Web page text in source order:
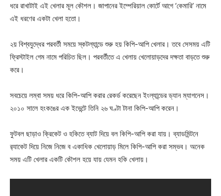
ধরে রাখাটাই এই খেলার মূল কৌশল। জাপানের ইম্পেরিয়াল কোর্টে আগে ‘কেমারি’ নামে
এই ধরণের একটা খেলা হতো।
২য় বিশ্বযুদ্ধের পরবর্তী সময়ে স্কটল্যান্ডে শুরু হয় কিপি-আপি খেলার। তবে সেসময় এটি
ফ্রিস্টাইল গেম নামে পরিচিত ছিল। পরবর্তীতে এ খেলায় খেলোয়াড়দের দক্ষতা বাড়তে শুরু
করে।
সবচেয়ে লম্বা সময় ধরে কিপি-আপি করার রেকর্ড করেছেন ইংল্যান্ডের ড্যান ম্যাগনেস।
২০১০ সালে হংকঙের এক ইভেন্টে তিনি ২৬ ঘণ্টা টানা কিপি-আপি করেন।
ফুটবল ছাড়াও ক্রিকেট ও হকিতে ব্যাট দিয়ে বল কিপি-আপি করা যায়। ব্যাডমিন্টনে
র‍্যাকেট দিয়ে নিজে নিজে ব একাধিক খেলোয়াড় মিলে কিপি-আপি করা সম্ভব। অনেক
সময় এটি খেলার একটি কৌশল হয়ে যায় যেমন হকি খেলায়।